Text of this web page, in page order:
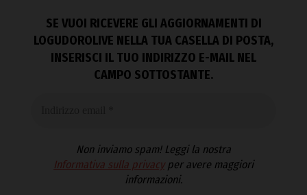
SE VUOI RICEVERE GLI AGGIORNAMENTI DI
LOGUDOROLIVE NELLA TUA CASELLA DI POSTA,
INSERISCI IL TUO INDIRIZZO E-MAIL NEL
CAMPO SOTTOSTANTE.
Non inviamo spam! Leggi la nostra
Informativa sulla privacyper avere maggiori
informazioni.